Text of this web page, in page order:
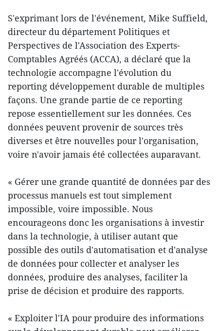
S'exprimant lors de l'événement, Mike Suffield,
directeur du département Politiques et
Perspectives de l'Association des Experts-
Comptables Agréés (ACCA), a déclaré que la
technologie accompagne l'évolution du
reporting développement durable de multiples
façons. Une grande partie de ce reporting
repose essentiellement sur les données. Ces
données peuvent provenir de sources très
diverses et être nouvelles pour l'organisation,
voire n'avoir jamais été collectées auparavant.
« Gérer une grande quantité de données par des
processus manuels est tout simplement
impossible, voire impossible. Nous
encourageons donc les organisations à investir
dans la technologie, à utiliser autant que
possible des outils d'automatisation et d'analyse
de données pour collecter et analyser les
données, produire des analyses, faciliter la
prise de décision et produire des rapports.
« Exploiter l'IA pour produire des informations